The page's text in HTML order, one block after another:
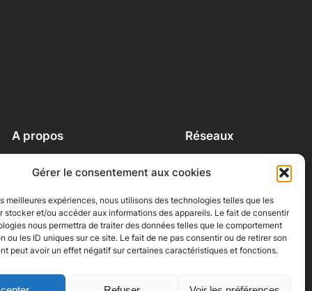
Gérer le consentement aux cookies
meilleures expériences, nous utilisons des technologies telles que les
stocker et/ou accéder aux informations des appareils. Le fait de consentir
nous permettra de traiter des données telles que le comportement
ou les ID uniques sur ce site. Le fait de ne pas consentir ou de retirer son
peut avoir un effet négatif sur certaines caractéristiques et fonctions.
A propos
Contact
Politique de cookies (UE)
Réseaux
Instagram